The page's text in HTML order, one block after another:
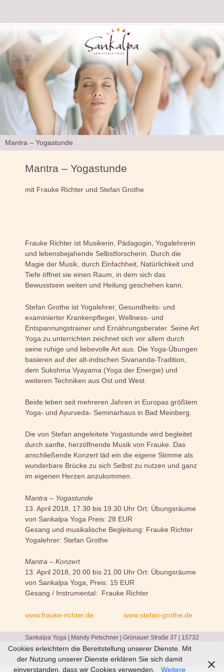
Mantra – Yogastunde
Mantra – Yogastunde
mit Frauke Richter und Stefan Grothe
Frauke Richter ist Musikerin, Pädagogin, Yogalehrerin
und lebensbejahende Selbstforscherin. Durch die
Magie der Musik, durch Einfachheit, Natürlichkeit und
Tiefe öffnet sie einen Raum, in dem sich das
Bewusstsein weiten und Heilung geschehen kann.
Stefan Grothe ist Yogalehrer, Gesundheits- und
examinierter Krankenpfleger, Wellness- und
Entspannungstrainer und Ernährungsberater. Seine Art
Yoga zu unterrichten zeichnet sich vor allem durch
seine ruhige und liebevolle Art aus. Die Yoga-Übungen
basieren auf der alt-indischen Sivananda-Tradition,
dem Sukshma Vyayama (Yoga der Energie) und
weiteren Techniken aus Ost und West.
Beide leben seit mehreren Jahren in Europas größtem
Yoga- und Ayurveda- Seminarhaus in Bad Meinberg.
Die von Stefan angeleitete Yogastunde wird begleitet
durch sanfte, herzöffnende Musik von Frauke. Das
anschließende Konzert läd ein die eigene Stimme als
wunderbare Brücke zu sich Selbst zu nutzen und ganz
im eigenen Herzen anzukommen.
Mantra – Yogastunde
13. April 2018, 17.30 bis 19.30 Uhr Ort: Übungsräume
von Sankalpa Yoga Preis: 28 EUR
Gesang und musikalische Begleitung: Frauke Richter
Yogalehrer: Stefan Grothe
Mantra – Konzert
13. April 2018, 20.00 bis 21.00 Uhr Ort: Übungsräume
von Sankalpa Yoga, Preis: 15 EUR
Gesang / Instrumental: Frauke Richter
www.frauke-richter.de www.stefan-grothe.de
Sankalpa Yoga | Mandy Petschner | Grünauer Straße 37 | 15732
Eichwalde | Telefon:0152 53862544|Cookies|Datenschutz| Impressum
Cookies erleichtern die Bereitstellung unserer Dienste. Mit
der Nutzung unserer Dienste erklären Sie sich damit
einverstanden, dass wir Cookies verwenden.
Weitere